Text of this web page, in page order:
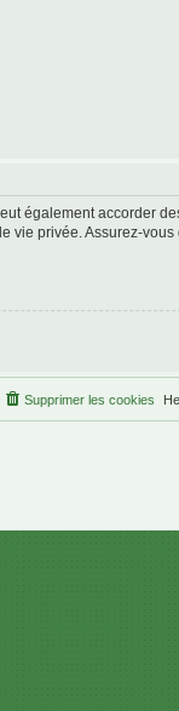
également accorder
vie privée. Assurez-
Supprimer les cookies